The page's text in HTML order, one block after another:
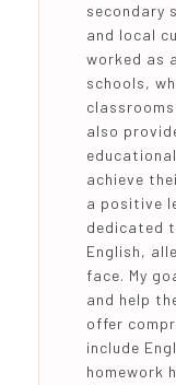
secondary
and local
worked as
schools,
also
achieve
a positive
dedicated
English,
face. My
and help
offer
include
homework